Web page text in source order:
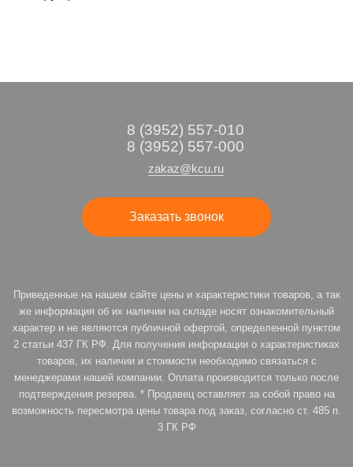
8 (3952) 557-010
8 (3952) 557-000
zakaz@kcu.ru
Заказать звонок
Приведенные на нашем сайте цены и характеристики товаров, а так
же информация об их наличии на складе носят ознакомительный
характер и не являются публичной офертой, определенной пунктом
2 статьи 437 ГК РФ. Для получения информации о характеристиках
товаров, их наличии и стоимости необходимо связаться с
менеджерами нашей компании. Оплата производится только после
подтверждения резерва. * Продавец оставляет за собой право на
возможность пересмотра цены товара под заказ, согласно ст. 485 п.
3 ГК РФ